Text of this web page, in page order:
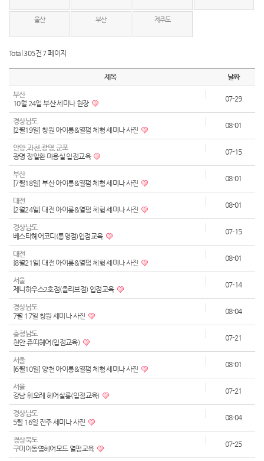
울산 부산 제주도
Total 305건 7 페이지
제목 날짜
부산
10월 24일 부산 세미나 현장
07-29
경상남도
[2월19일] 창원 아이롱&열펌 체험 세미나 사진
08-01
안양,과천,광명,군포
광명 정일환 미용실 입점교육
07-15
부산
[7월18일] 부산 아이롱&열펌 체험 세미나 사진
08-01
대전
[2월24일] 대전 아이롱&열펌 체험 세미나 사진
08-01
경상남도
베스타헤어코디(통영점)입점교육
07-15
대전
[8월21일] 대전 아이롱&열펌 체험 세미나 사진
08-01
서울
제니하우스2호점(올리브점) 입점교육
07-14
경상남도
7월 17일 창원 세미나 사진
08-04
충청남도
천안 쥬띠헤어(입점교육)
07-21
서울
[6월10일] 양천 아이롱&열펌 체험 세미나 사진
08-01
서울
강남 휘오레 헤어살롱(입점교육)
07-21
경상남도
5월 16일 진주 세미나 사진
08-04
경상북도
구미이동엽헤어모드 열펌교육
07-25